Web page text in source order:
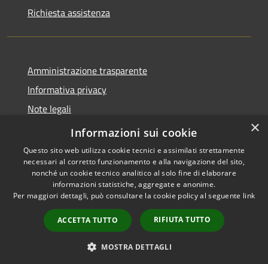
Richiesta assistenza
Amministrazione trasparente
Informativa privacy
Note legali
Dichiarazione di accessibilità
Accessibilità
Copyright © 2026 • Comune di
Badolato • Powered by
Municipium•
Accesso
redazione
×
Informazioni sui cookie
Questo sito web utilizza cookie tecnici e assimilati strettamente
necessari al corretto funzionamento e alla navigazione del sito,
nonché un cookie tecnico analitico al solo fine di elaborare
informazioni statistiche, aggregate e anonime.
Per maggiori dettagli, può consultare la cookie policy al seguente link
ACCETTA TUTTO RIFIUTA TUTTO
MOSTRA DETTAGLI